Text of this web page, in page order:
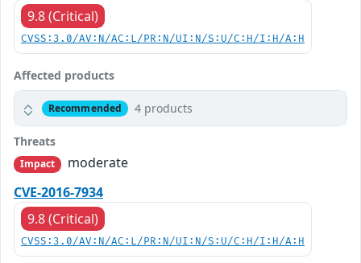
9.8 (Critical)
CVSS:3.0/AV:N/AC:L/PR:N/UI:N/S:U/C:H/I:H/A:H
Affected products
Recommended 4 products
Threats
Impact
moderate
CVE-2016-7934
9.8 (Critical)
CVSS:3.0/AV:N/AC:L/PR:N/UI:N/S:U/C:H/I:H/A:H